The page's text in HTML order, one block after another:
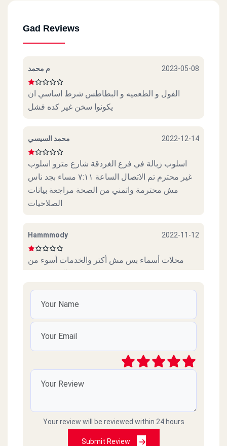
Gad Reviews
م محمد 2023-05-08
الفول و الطعميه و البطاطس شرط اساسي ان
يكونوا سخن غير كده فشل
محمد السيسي 2022-12-14
اسلوب زبالة في فرع الغردقة شارع مترو اسلوب
غير محترم تم الاتصال الساعة ٧:١١ مساء بجد ناس
مش محترمة واتمني من الصحة مراجعة بيانات
الصلاحيات
Hammmody 2022-11-12
محلات أسماء بس مش أكتر والخدمات أسوء من
محمد ابراهيم محمد
الفرع ادمي فاضي بس هو ده عيب الإدارة المصرية
فعلا حاجة تقرف 01093532250 ده رقمي
طلبنا اكل وماجاش وصارو ما يردو على التلفون
Your review will be reviewed within 24 hours
Submit Review